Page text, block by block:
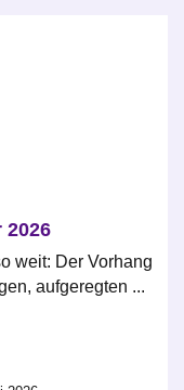
2026
weit: Der Vorhang
aufgeregten ...